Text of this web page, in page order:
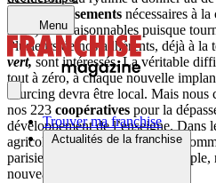
Menu
Trouver ma franchise
Actualités de la franchise
investissements nécessaires à
murs) sont raisonnables puisque
Plusieurs de nos adhérents, déjà à la
vert,sont intéressés. La véritable
tout à zéro, à chaque nouvelle
sourcing devra être local. Mais
nos 223 coopératives pour la
développement de l’enseigne. Dans
agricoles sont moins présentes,
parisienne ou l’Alsace, par exemple,
nouveaux